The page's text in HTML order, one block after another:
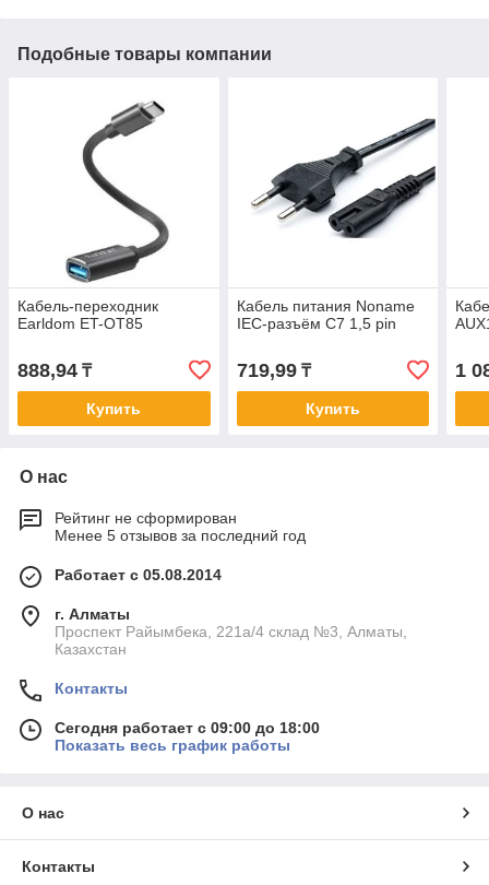
Подобные товары компании
Кабель-переходник
Earldom ET-OT85
888,94 ₸
Купить
Кабель питания Noname
IEC-разъём C7 1,5 pin
719,99₸
Купить
1
О нас
Рейтинг не сформирован
Менее 5 отзывов за последний год
Работает с 05.08.2014
г. Алматы
Проспект Райымбека, 221а/4 склад №3, Алматы,
Казахстан
Контакты
Сегодня работает с 09:00 до 18:00
Показать весь график работы
О нас
Контакты